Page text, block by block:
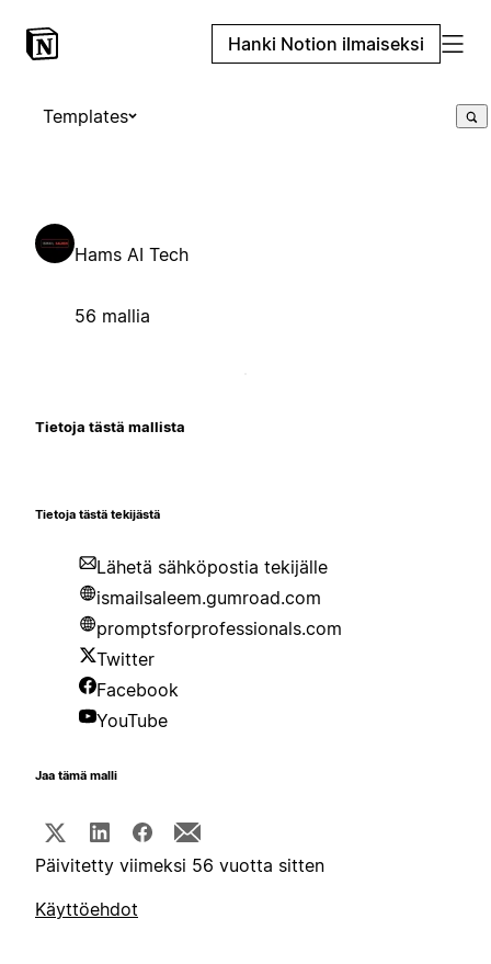
Hanki Notion ilmaiseksi
Templates
Hams AI Tech
56 mallia
Tietoja tästä mallista
Tietoja tästä tekijästä
Lähetä sähköpostia tekijälle
ismailsaleem.gumroad.com
promptsforprofessionals.com
Twitter
Facebook
YouTube
Jaa tämä malli
Päivitetty viimeksi 56 vuotta sitten
Käyttöehdot